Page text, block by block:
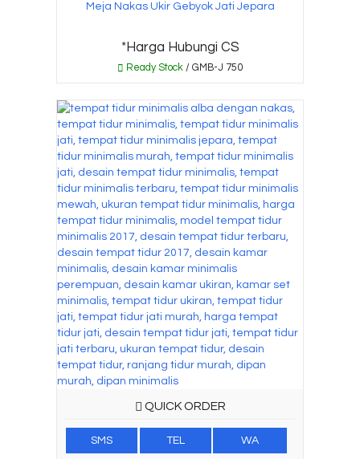
Meja Nakas Ukir Gebyok Jati Jepara
*Harga Hubungi CS
Ready Stock / GMB-J 750
QUICK ORDER
SMS TEL WA